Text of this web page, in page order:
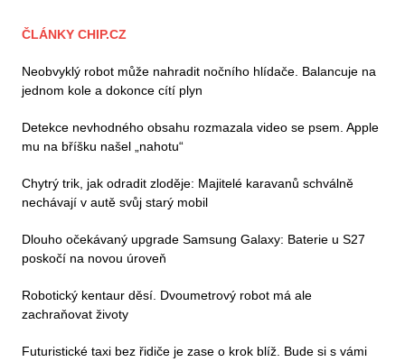
ČLÁNKY CHIP.CZ
Neobvyklý robot může nahradit nočního hlídače. Balancuje na
jednom kole a dokonce cítí plyn
Detekce nevhodného obsahu rozmazala video se psem. Apple
mu na bříšku našel „nahotu“
Chytrý trik, jak odradit zloděje: Majitelé karavanů schválně
nechávají v autě svůj starý mobil
Dlouho očekávaný upgrade Samsung Galaxy: Baterie u S27
poskočí na novou úroveň
Robotický kentaur děsí. Dvoumetrový robot má ale
zachraňovat životy
Futuristické taxi bez řidiče je zase o krok blíž. Bude si s vámi